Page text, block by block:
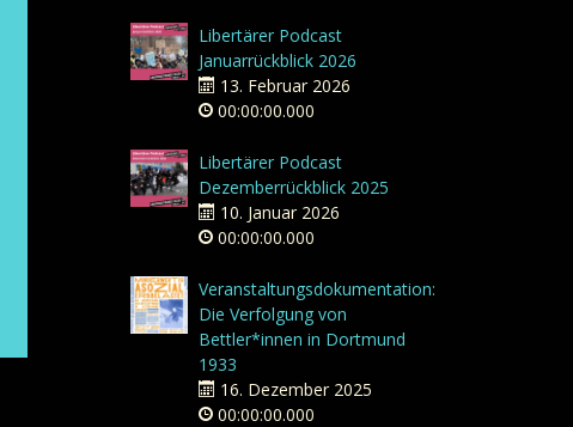
Libertärer Podcast
Januarrückblick 2026
13. Februar 2026
00:00:00.000
Libertärer Podcast
Dezemberrückblick 2025
10. Januar 2026
00:00:00.000
Veranstaltungsdokumentation:
Die Verfolgung von
Bettler*innen in Dortmund
1933
16. Dezember 2025
00:00:00.000